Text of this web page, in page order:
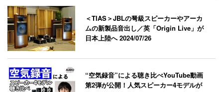
＜TIAS＞JBLの弩級スピーカーやアーカ
ムの新製品音出し／英「Origin Live」が
日本上陸へ2024/07/26
“空気録音”による聴き比べYouTube動画
第2弾が公開！人気スピーカー4モデルが